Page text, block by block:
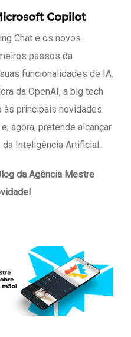
Copilot
Chat e os novos
passos da
funcionalidades de IA.
da OpenAI, a big tech
principais novidades
agora, pretende alcançar
Inteligência Artificial.
da Agência Mestre